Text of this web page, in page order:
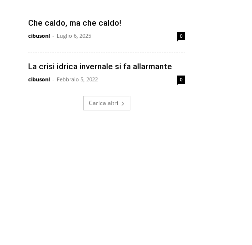
Che caldo, ma che caldo!
cibusonl - Luglio 6, 2025 0
La crisi idrica invernale si fa allarmante
cibusonl - Febbraio 5, 2022 0
Carica altri